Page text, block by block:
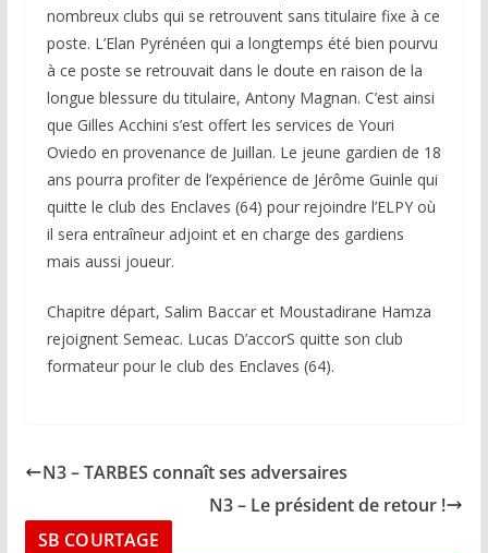
nombreux clubs qui se retrouvent sans titulaire fixe à ce
poste. L’Elan Pyrénéen qui a longtemps été bien pourvu
à ce poste se retrouvait dans le doute en raison de la
longue blessure du titulaire, Antony Magnan. C’est ainsi
que Gilles Acchini s’est offert les services de Youri
Oviedo en provenance de Juillan. Le jeune gardien de 18
ans pourra profiter de l’expérience de Jérôme Guinle qui
quitte le club des Enclaves (64) pour rejoindre l’ELPY où
il sera entraîneur adjoint et en charge des gardiens
mais aussi joueur.
Chapitre départ, Salim Baccar et Moustadirane Hamza
rejoignent Semeac. Lucas D’accorS quitte son club
formateur pour le club des Enclaves (64).
N3 – TARBES connaît ses adversaires
N3 – Le président de retour !
SB COURTAGE